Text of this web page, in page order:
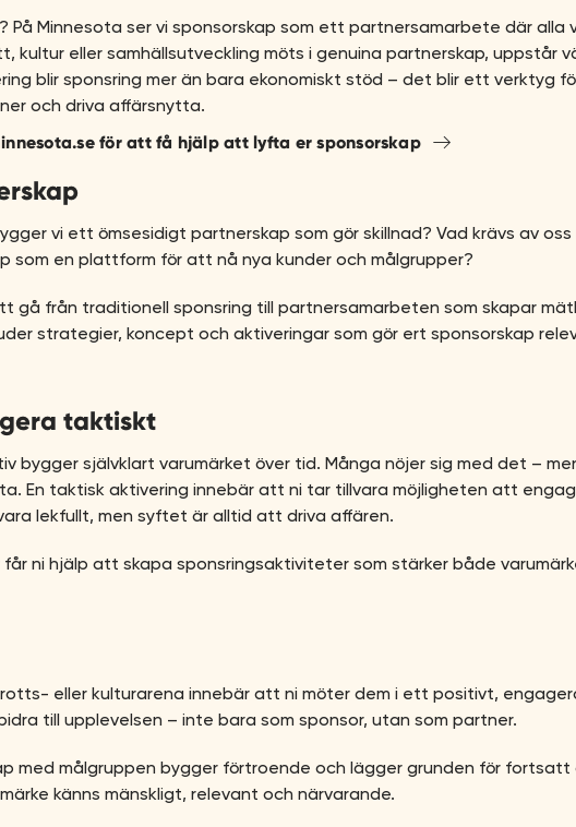
På Minnesota ser vi sponsorskap som ett partnersamarbete där alla
kultur eller samhällsutveckling möts i genuina partnerskap, uppstår
blir sponsring mer än bara ekonomiskt stöd – det blir ett verktyg
och driva affärsnytta.
för att få hjälp att lyfta er sponsorskap
vi ett ömsesidigt partnerskap som gör skillnad? Vad krävs av
som en plattform för att nå nya kunder och målgrupper?
gå från traditionell sponsring till partnersamarbeten som skapar
strategier, koncept och aktiveringar som gör ert sponsorskap
taktiskt
bygger självklart varumärket över tid. Många nöjer sig med det –
En taktisk aktivering innebär att ni tar tillvara möjligheten att
lekfullt, men syftet är alltid att driva affären.
får ni hjälp att skapa sponsringsaktiviteter som stärker både
eller kulturarena innebär att ni möter dem i ett positivt,
till upplevelsen – inte bara som sponsor, utan som partner.
med målgruppen bygger förtroende och lägger grunden för fortsatt
känns mänskligt, relevant och närvarande.